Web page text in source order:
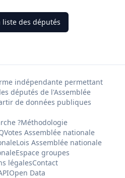
liste des députés
indépendante permettant
députés de l'Assemblée
de données publiques
?Méthodologie
Votes Assemblée nationale
Lois Assemblée nationale
Espace groupes
légalesContact
Open Data